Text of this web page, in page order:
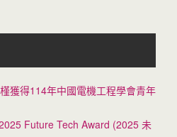
獲得114年中國電機工程學會青年
Future Tech Award (2025 未